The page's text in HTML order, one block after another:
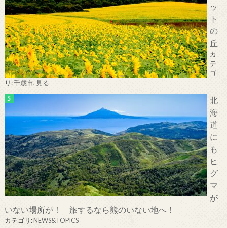
ッ
ト
の
丘
カ
テ
ゴ
リ:千歳市, 見る
北
海
道
に
も
ヒ
グ
マ
が
いない場所が！ 旅するなら熊のいない地へ！
カテゴリ:NEWS&TOPICS